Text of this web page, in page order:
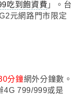
吃到飽資費 」 。 台
2元網路門市限定
分鐘網外分鐘數。
4G 799/999或是